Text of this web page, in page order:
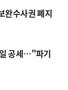
완수사권 폐지
공세…"파기